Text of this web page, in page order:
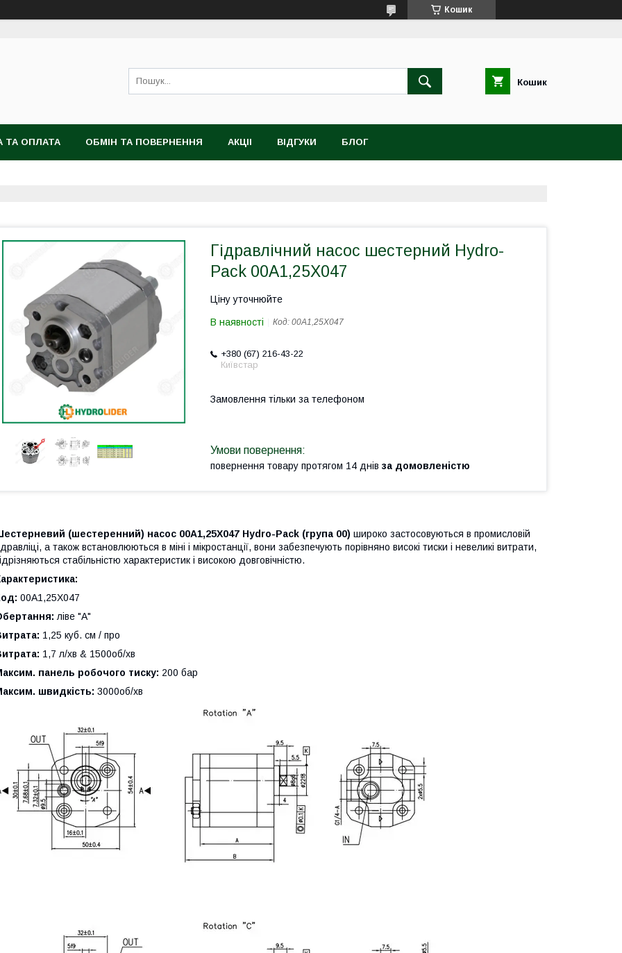
Кошик
Кошик
ТА ОПЛАТА ОБМІН ТА ПОВЕРНЕННЯ АКЦІІ ВІДГУКИ БЛОГ
Гідравлічний насос шестерний Hydro-
Pack 00A1,25X047
Ціну уточнюйте
В наявності Код: 00A1,25X047
+380 (67) 216-43-22
Київстар
Замовлення тільки за телефоном
повернення товару протягом 14 днів за домовленістю
(шестеренний) насос 00A1,25X047 Hydro-Pack (група 00) широко застосовуються в промисловій
а також встановлюються в міні і мікростанції, вони забезпечують порівняно високі тиски і невеликі витрати,
стабільністю характеристик і високою довговічністю.
00A1,25X047
ліве "А"
1,25 куб. см / про
1,7 л/хв & 1500об/хв
панель робочого тиску: 200 бар
швидкість: 3000об/хв